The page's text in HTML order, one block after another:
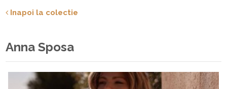
Inapoi la colectie
Anna Sposa